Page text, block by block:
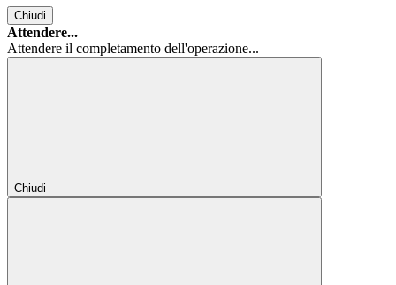
Chiudi
Attendere...
Attendere il completamento dell'operazione...
Chiudi